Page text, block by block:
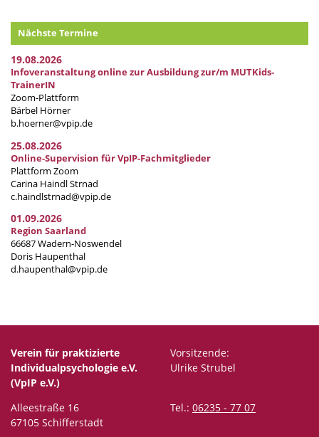
Nächste Termine
19.08.2026
Infoveranstaltung online zur Ausbildung zur/m MUTKids-
TrainerIN
Zoom-Plattform
Bärbel Hörner
b.hoerner@vpip.de
25.08.2026
Online-Supervision für VpIP-Fachmitglieder
Plattform Zoom
Carina Haindl Strnad
c.haindlstrnad@vpip.de
01.09.2026
Region Saarland
66687 Wadern-Noswendel
Doris Haupenthal
d.haupenthal@vpip.de
Verein für praktizierte
Individualpsychologie e.V.
(VpIP e.V.)
Vorsitzende:
Ulrike Strubel
Alleestraße 16
67105 Schifferstadt
Tel.: 06235 - 77 07